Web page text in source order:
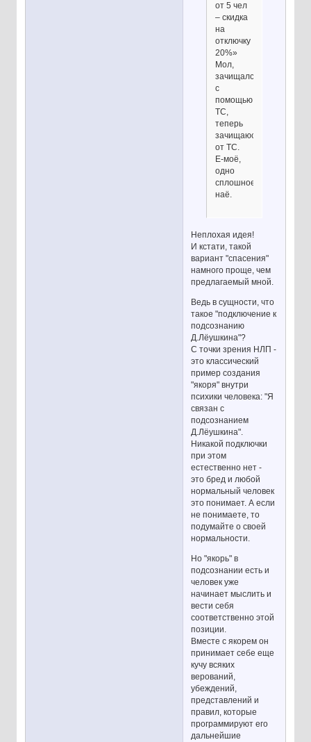
от 5 чел
– скидка
на
отключку
20%»
Мол,
зачищался
с
помощью
ТС,
теперь
зачищаюсь
от ТС.
Е-моё,
одно
сплошное
наё.
Неплохая идея!
И кстати, такой
вариант "спасения"
намного проще, чем
предлагаемый мной.
Ведь в сущности, что
такое "подключение к
подсознанию
Д.Лёушкина"?
С точки зрения НЛП -
это классический
пример создания
"якоря" внутри
психики человека: "Я
связан с
подсознанием
Д.Лёушкина".
Никакой подключки
при этом
естественно нет -
это бред и любой
нормальный человек
это понимает. А если
не понимаете, то
подумайте о своей
нормальности.
Но "якорь" в
подсознании есть и
человек уже
начинает мыслить и
вести себя
соответственно этой
позиции.
Вместе с якорем он
принимает себе еще
кучу всяких
верований,
убеждений,
представлений и
правил, которые
программируют его
дальнейшие